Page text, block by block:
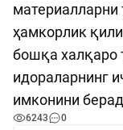
ҳамкорлик
бошқа халқаро
идораларнинг
имконини
6243 0